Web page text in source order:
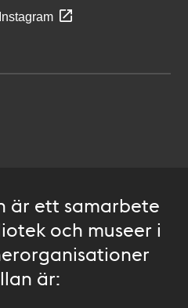
är ett samarbete
och museer i
är: